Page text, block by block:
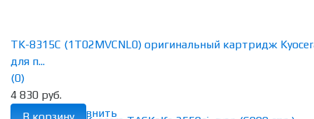
избранное сравнить
TK-8315C (1T02MVCNL0) оригинальный картридж
для п...
(0)
4 830 руб.